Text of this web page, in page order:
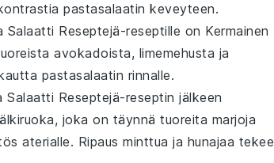
pastasalaatin keveyteen.
Salaatti Reseptejä-reseptille on Kermainen
avokadoista, limemehusta ja
pastasalaatin rinnalle.
Salaatti Reseptejä-reseptin jälkeen
joka on täynnä tuoreita marjoja
aterialle. Ripaus minttua ja hunajaa tekee